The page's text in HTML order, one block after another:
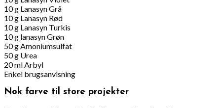
10 g Lanasyn Grå
10 g Lanasyn Rød
10 g Lanasyn Turkis
10 g lanasyn Grøn
50 g Amoniumsulfat
50 g Urea
20 ml Arbyl
Enkel brugsanvisning
Nok farve til store projekter